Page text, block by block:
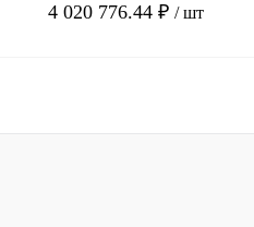
4 020 776.44 ₽ / шт